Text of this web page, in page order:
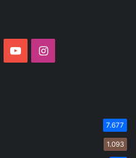
YouTubeInstagram
7.677
1.093